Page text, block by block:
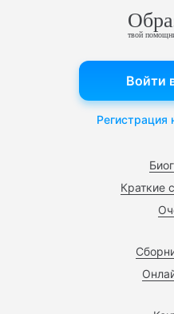
твой
Краткие
Войти
Регистрация